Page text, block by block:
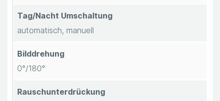
Tag/Nacht Umschaltung
automatisch, manuell
Bilddrehung
0°/180°
Rauschunterdrückung